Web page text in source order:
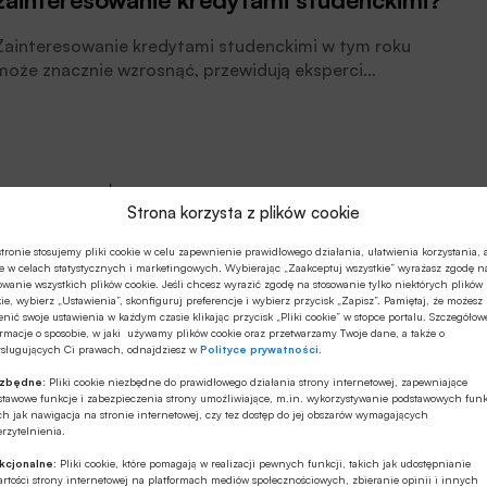
Strona korzysta z plików cookie
stosujemy pliki cookie w celu zapewnienie prawidłowego działania, ułatwienia korzystania, a
w celach statystycznych i marketingowych. Wybierając „Zaakceptuj wszystkie” wyrażasz zgodę
wszystkich plików cookie. Jeśli chcesz wyrazić zgodę na stosowanie tylko niektórych plików
wybierz „Ustawienia”, skonfiguruj preferencje i wybierz przycisk „Zapisz”. Pamiętaj, że możesz
swoje ustawienia w każdym czasie klikając przycisk „Pliki cookie” w stopce portalu.
o sposobie, w jaki używamy plików cookie oraz przetwarzamy Twoje dane, a także o
Ci prawach, odnajdziesz wPolityce prywatności
Pliki cookie niezbędne do prawidłowego działania strony internetowej, zapewniające
funkcje i zabezpieczenia strony umożliwiające, m.in. wykorzystywanie podstawowych
jak nawigacja na stronie internetowej, czy tez dostęp do jej obszarów wymagających
Pliki cookie, które pomagają w realizacji pewnych funkcji, takich jak udostępnianie
strony internetowej na platformach mediów społecznościowych, zbieranie opinii i innych
kredytami studenckimi w tym roku
znacznie wzrosnąć, przewidują eksperci
Expandera i Rentier.io
czerwcu średnie stawki najmu mieszkań były średnio
3% wyższe niż w maju i o 26% wyższe niż przed
wynika z raportu Expandera i Rentier.io.
pocieszeniem może być to, że znacząco
liczba dostępnych ogłoszeń wynajmu – z
tys. do 23 tys. Wciąż jednak było ich zdecydowanie
mniej niż przed rokiem – 33 tysiące.
01.06.2022 08:35